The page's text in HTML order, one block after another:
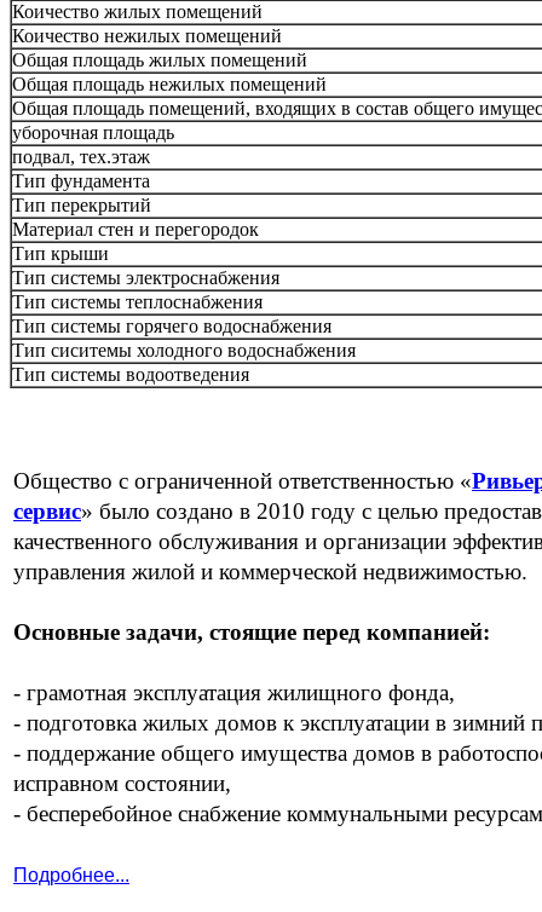
Коичество жилых помещений
Коичество нежилых помещений
Общая площадь жилых помещений
Общая площадь нежилых помещений
Общая площадь помещений, входящих в состав общего
уборочная площадь
подвал, тех.этаж
Тип фундамента
Тип перекрытий
Материал стен и перегородок
Тип крыши
Тип системы электроснабжения
Тип системы теплоснабжения
Тип системы горячего водоснабжения
Тип сиситемы холодного водоснабжения
Тип системы водоотведения
Общество с ограниченной ответственностью «
сервис» было создано в 2010 году с целью
качественного обслуживания и организации
управления жилой и коммерческой недвижимостью.
Основные задачи, стоящие перед компанией:
- грамотная эксплуатация жилищного фонда,
- подготовка жилых домов к эксплуатации в зимний
- поддержание общего имущества домов в
исправном состоянии,
- бесперебойное снабжение коммунальными
Подробнее...